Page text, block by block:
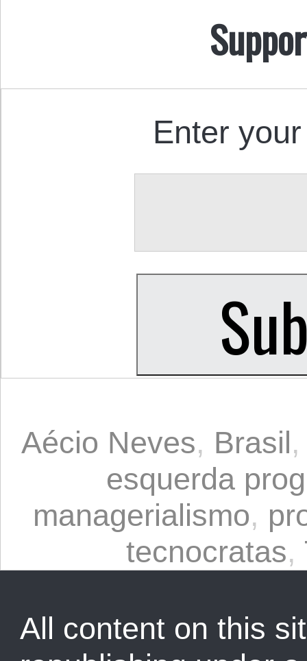
Enter
Aécio Neves, Brasil
esquerda
managerialismo,
tecnocratas,
All content on this